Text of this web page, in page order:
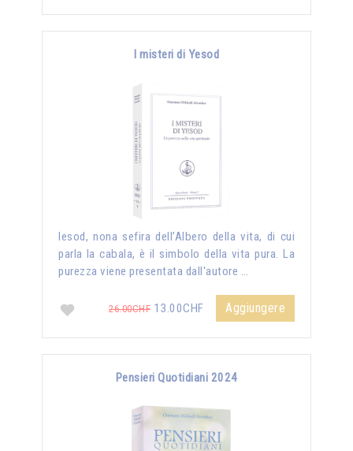
I misteri di Yesod
Iesod, nona sefira dell’Albero della vita, di cui
parla la cabala, è il simbolo della vita pura. La
purezza viene presentata dall'autore …
26.00CHF 13.00CHF Aggiungere
Pensieri Quotidiani 2024